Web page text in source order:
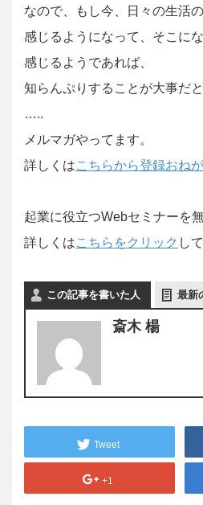
なので、もし今、日々の生活
感じるようになって、そこに
感じるようであれば、
知らんぷりすることが大事だと
…..
メルマガやってます。
詳しくはこちらから登録おねが
起業に役立つWebセミナーを
詳しくはこちらをクリック し
この記事を書いた人 最新
斎木 楊
Tweet
+1